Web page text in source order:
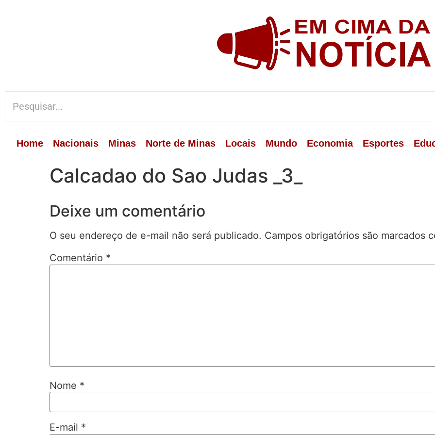
Home Nacionais Minas Norte de Minas Locais Mundo Economia Esportes
Calcadao do Sao Judas _3_
Deixe um comentário
O seu endereço de e-mail não será publicado. Campos obrigatórios são marcados
Comentário *
Nome *
E-mail *